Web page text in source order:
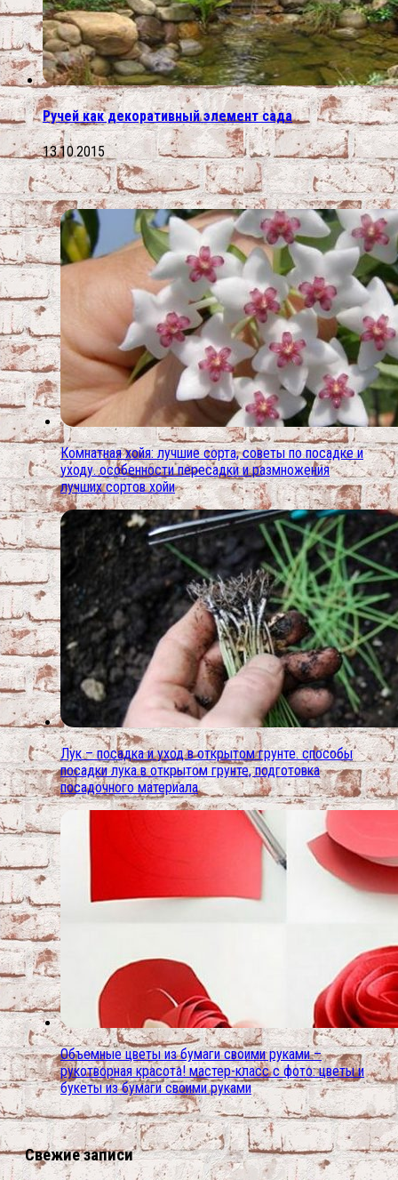
Ручей как декоративный элемент сада
13.10.2015
Комнатная хойя: лучшие сорта, советы по посадке и
уходу. особенности пересадки и размножения
лучших сортов хойи
Лук – посадка и уход в открытом грунте. способы
посадки лука в открытом грунте, подготовка
посадочного материала
Объемные цветы из бумаги своими руками –
рукотворная красота! мастер-класс с фото: цветы и
букеты из бумаги своими руками
Свежие записи